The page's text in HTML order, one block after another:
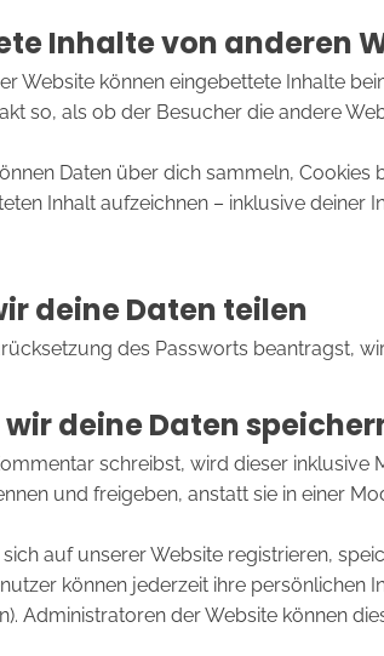
Inhalte von anderen
Website können eingebettete Inhalte
so, als ob der Besucher die andere
Daten über dich sammeln,
Inhalt aufzeichnen – inklusive deiner
deine Daten teilen
des Passworts beantragst,
deine Daten
schreibst, wird dieser
und freigeben, anstatt sie in einer
sich auf unserer Website registrieren,
können jederzeit ihre persönlichen
Administratoren der Website können